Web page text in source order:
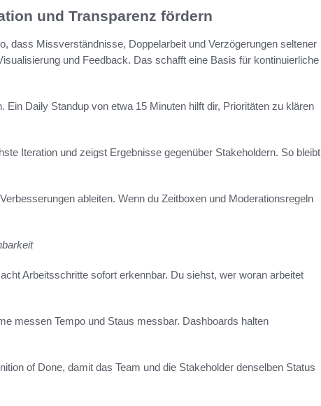
und Transparenz fördern
dass Missverständnisse, Doppelarbeit und Verzögerungen seltener
und Feedback. Das schafft eine Basis für kontinuierliche
Ein Daily Standup von etwa 15 Minuten hilft dir, Prioritäten zu klären
Iteration und zeigst Ergebnisse gegenüber Stakeholdern. So bleibt
ableiten. Wenn du Zeitboxen und Moderationsregeln
Arbeitsschritte sofort erkennbar. Du siehst, wer woran arbeitet
messen Tempo und Staus messbar. Dashboards halten
of Done, damit das Team und die Stakeholder denselben Status